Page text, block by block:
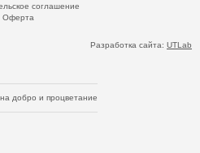
соглашение
Оферта
Разработка сайта: UTLab
добро и процветание